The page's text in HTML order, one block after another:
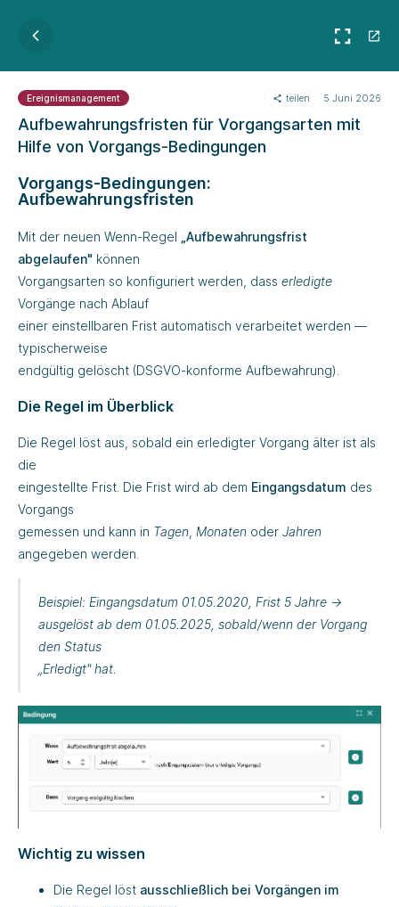
Ereignismanagement teilen 5 Juni 2026
Aufbewahrungsfristen für Vorgangsarten mit
Hilfe von Vorgangs-Bedingungen
Vorgangs-Bedingungen:
Aufbewahrungsfristen
Mit der neuen Wenn-Regel
„Aufbewahrungsfrist
abgelaufen" können
Vorgangsarten so konfiguriert werden, dass erledigte
Vorgänge nach Ablauf
einer einstellbaren Frist automatisch verarbeitet werden —
typischerweise
endgültig gelöscht (DSGVO-konforme Aufbewahrung).
Die Regel im Überblick
Die Regel löst aus, sobald ein erledigter Vorgang älter ist als
die
eingestellte Frist. Die Frist wird ab dem Eingangsdatum des
Vorgangs
gemessen und kann in Tagen Monaten oder Jahren
angegeben werden.
Beispiel: Eingangsdatum 01.05.2020, Frist 5 Jahre →
ausgelöst ab dem 01.05.2025, sobald/wenn der Vorgang
den Status
„Erledigt"hat.
Wichtig zu wissen
Die Regel löst ausschließlich bei Vorgängen im